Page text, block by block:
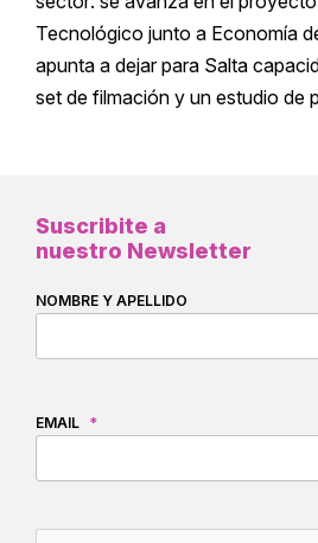
Tecnológico junto a Economía
apunta a dejar para Salta
set de filmación y un estudio de
Suscribite a
nuestro Newsletter
NOMBRE Y APELLIDO
EMAIL *